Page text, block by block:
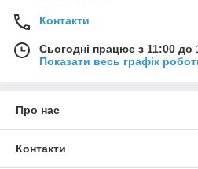
Контакти
Сьогодні працює з 11:00 до
Показати весь графік
Про нас
Контакти